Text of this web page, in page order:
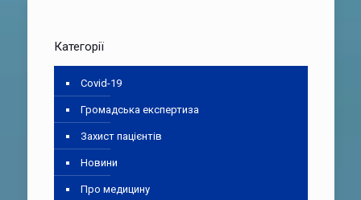
Категорії
Covid-19
Громадська експертиза
Захист пацієнтів
Новини
Про медицину